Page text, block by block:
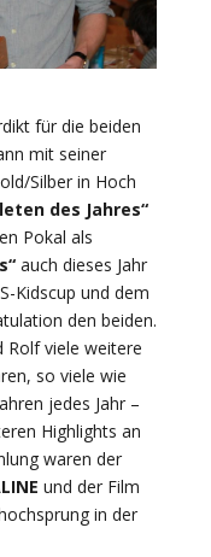
für die beiden
mit seiner
Silber in Hoch
des Jahres“
Pokal als
auch dieses Jahr
Kidscup und dem
den beiden.
Rolf viele weitere
so viele wie
jedes Jahr –
Highlights an
waren der
und der Film
in der